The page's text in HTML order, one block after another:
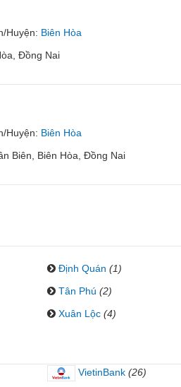
Huyện: Biên Hòa
Đồng Nai
Huyện: Biên Hòa
Biên, Biên Hòa, Đồng Nai
Định Quán (1)
Tân Phú (2)
Xuân Lộc (4)
VietinBank (26)